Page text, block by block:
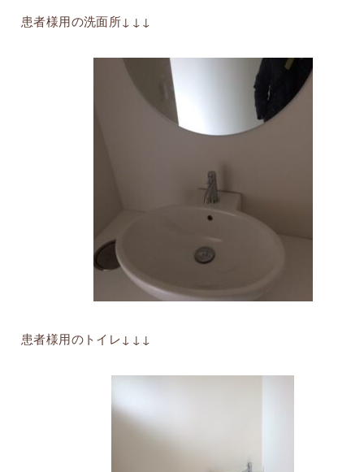
患者様用の洗面所↓↓↓
患者様用のトイレ↓↓↓